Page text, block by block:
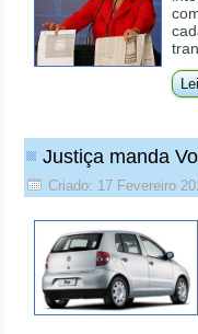
Justiça manda
Criado: 17 Fevereiro